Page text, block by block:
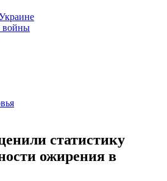
войны
статистику
ожирения в